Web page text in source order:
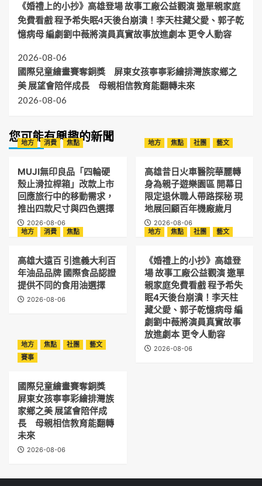
局
永
續
表
揚
祝
賀！
《婚禮上的小抄》高雄登場 故事工廠公益觀演 邀單親家庭
免費看戲 程予希失眠4天後台崩潰！李天柱藏父愛、郭子乾
憶病母 編劇劉中薇將演員真實故事放進劇本 更令人動容
2026-08-06
國際兒童繪畫賽奪銅獎 屏東女孩寧寧彩繪排灣族家鄉之
美 展望會陪伴成長 母親相信教育能翻轉未來
2026-08-06
您可能有興趣的新聞
地方 消費 焦點
MUJI無印良品「四輪硬
殼止滑拉桿箱」改款上市
回應旅行中的移動需求，
推出四款尺寸與四色選擇
2026-08-06
地方 焦點 社團 藝文
高雄昔日火車醫院華麗轉
身為親子遊樂園區 開幕日
限定退休職人帶路探秘 現
地展回顧百年機廠歲月
2026-08-06
地方
消費 焦點
高雄大遠百 引進義大利百
年油品品牌 國際食品認證
提供不同的食用油選擇
2026-08-06
地方 焦點 社團 藝文
《婚禮上的小抄》高雄登
場 故事工廠公益觀演 邀單
親家庭免費看戲 程予希失
眠4天後台崩潰！李天柱
藏父愛、郭子乾憶病母 編
劇劉中薇將演員真實故事
放進劇本 更令人動容
2026-08-06
地方 焦點 社團
藝文
賽事
國際兒童繪畫賽奪銅獎
屏東女孩寧寧彩繪排灣族
家鄉之美 展望會陪伴成
長 母親相信教育能翻轉
未來
2026-08-06